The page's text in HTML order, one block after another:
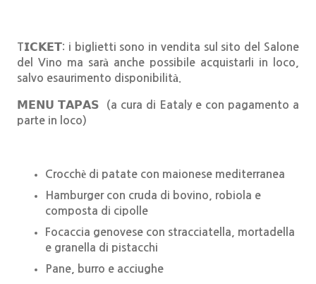
T𝗜𝗖𝗞𝗘𝗧: i biglietti sono in vendita sul sito del Salone
del Vino ma sarà anche possibile acquistarli in loco,
salvo esaurimento disponibilità.
𝗠𝗘𝗡𝗨 𝗧𝗔𝗣𝗔𝗦 (a cura di Eataly e con pagamento a
parte in loco)
Crocchè di patate con maionese mediterranea
Hamburger con cruda di bovino, robiola e
composta di cipolle
Focaccia genovese con stracciatella, mortadella
e granella di pistacchi
Pane, burro e acciughe